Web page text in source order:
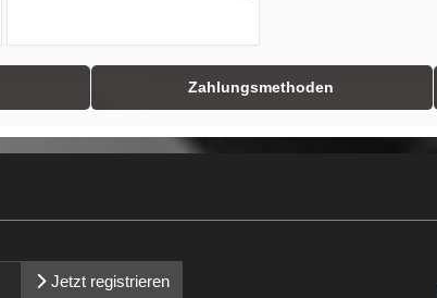
Zahlungsmethoden
Jetzt registrieren